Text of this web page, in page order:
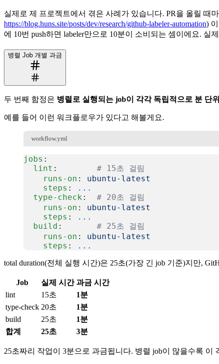
실제로 제 프로젝트에서 겪은 사례가 있습니다. PR을 올릴 때
https://blog.huns.site/posts/dev/research/github-labeler-automation)
에 10번 push하면 labeler만으로 10분이 소비되는 셈이에요. 실
병렬 Job 개별 과금
두 번째 함정은 병렬로 실행되는 job이 각각 독립적으로 분 단
예를 들어 이런 워크플로우가 있다고 해볼게요.
workflow.yml
jobs :
  lint
: # 15초 걸림
    runs-on
: ubuntu-latest
    steps
:
...
  type-check
: # 20초 걸림
    runs-on
: ubuntu-latest
    steps
:
...
  build
: # 25초 걸림
    runs-on
: ubuntu-latest
    steps
: ...
total duration(전체 실행 시간)은 25초(가장 긴 job 기준)지만,
Job 실제 시간 과금 시간
lint
15초
1분
type-check 20초
1분
build
25초
1분
합계
25초 3분
25초짜리 작업이 3분으로 과금됩니다. 병렬 job이 많을수록 이